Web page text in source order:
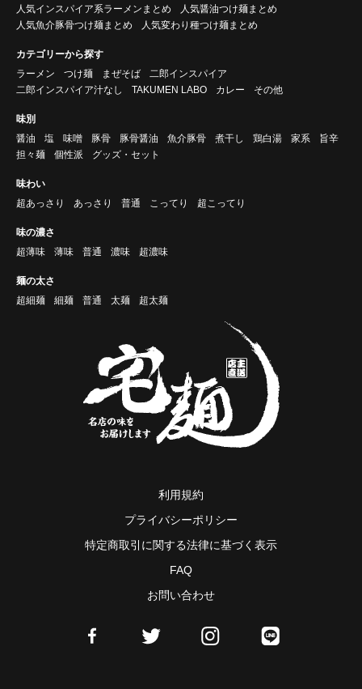
人気インスパイア系ラーメンまとめ
人気醤油つけ麺まとめ
人気魚介豚骨つけ麺まとめ
人気変わり種つけ麺まとめ
カテゴリーから探す
ラーメン
つけ麺 まぜそば
二郎インスパイア
二郎インスパイア汁なし
TAKUMEN LABO カレー その他
味別
醤油
塩 味噌 豚骨 豚骨醤油 魚介豚骨 煮干し 鶏白湯 家系
旨辛
担々麺
個性派 グッズ・セット
味わい
超あっさり
あっさり 普通 こってり 超こってり
味の濃さ
超薄味
薄味 普通 濃味 超濃味
麺の太さ
超細麺
細麺 普通 太麺 超太麺
利用規約
プライバシーポリシー
特定商取引に関する法律に基づく表示
FAQ
お問い合わせ